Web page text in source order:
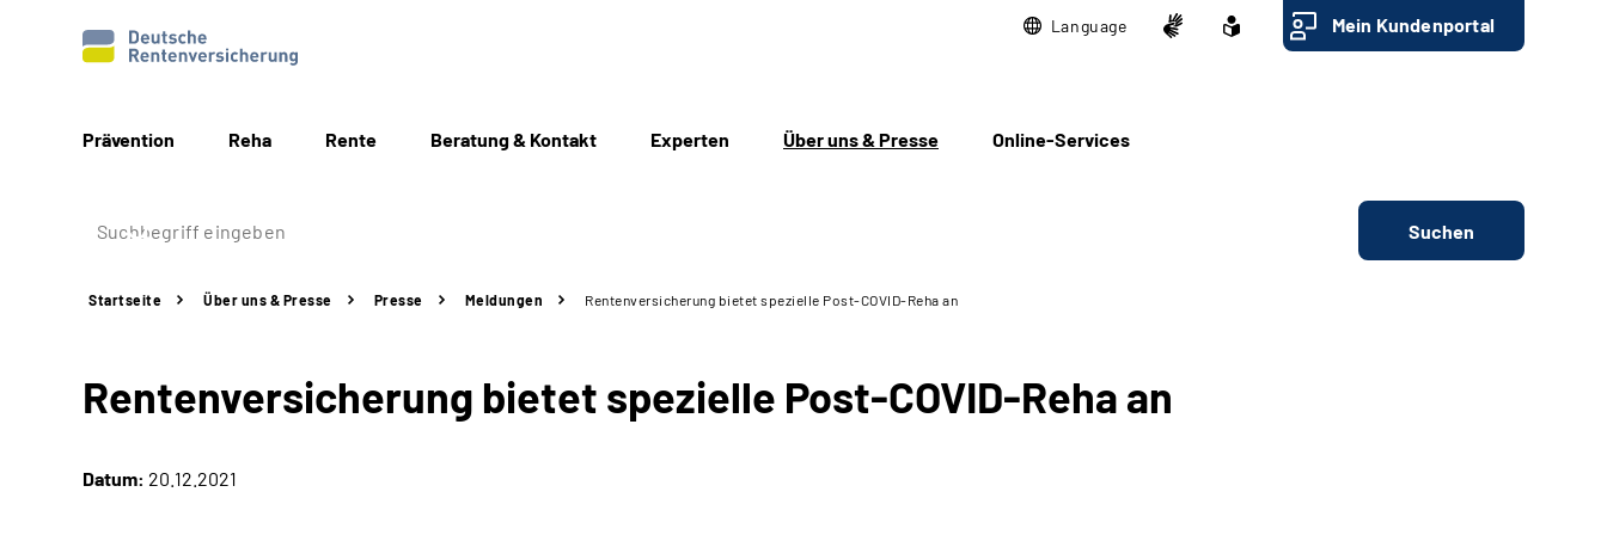
Language Mein Kundenportal
Prävention Reha Rente Beratung & Kontakt Experten Über uns & Presse Online-Services
Suchen
Startseite Über uns & Presse Presse Meldungen Rentenversicherung bietet spezielle Post-COVID-Reha an
Rentenversicherung bietet spezielle Post-COVID-Reha an
Datum: 20.12.2021